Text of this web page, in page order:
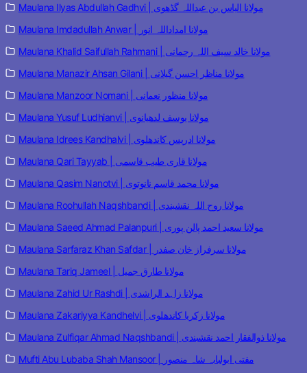
Maulana Ilyas Abdullah Gadhvi | مولانا الیاس بن عبداللہ گڈھوی
Maulana Imdadullah Anwar | مولانا امداداللہ انور
Maulana Khalid Saifullah Rahmani | مولانا خالد سیف اللہ رحمانی
Maulana Manazir Ahsan Gilani | مولانا مناظر احسن گیلانی
Maulana Manzoor Nomani | مولانا منظور نعمانی
Maulana Yusuf Ludhianvi | مولانا یوسف لدھیانوی
Maulana Idrees Kandhalvi | مولانا ادریس کاندھلوی
Maulana Qari Tayyab | مولانا قاری طیب قاسمی
Maulana Qasim Nanotvi | مولانا محمد قاسم نانوتوی
Maulana Roohullah Naqshbandi | مولانا روح اللہ نقشبندی
Maulana Saeed Ahmad Palanpuri | مولانا سعید احمد پالن پوری
Maulana Sarfaraz Khan Safdar | مولانا سرفراز خان صفدر
Maulana Tariq Jameel | مولانا طارق جمیل
Maulana Zahid Ur Rashdi | مولانا زاہد الراشدی
Maulana Zakariyya Kandhelvi | مولانا زکریا کاندھلوی
Maulana Zulfiqar Ahmad Naqshbandi | مولانا ذوالفقار احمد نقشبندی
Mufti Abu Lubaba Shah Mansoor | مفتی ابولبابہ شاہ منصور